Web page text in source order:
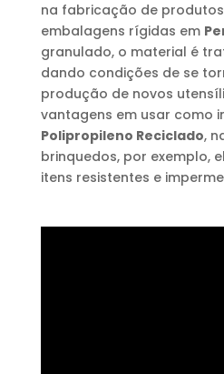
na fabricação de
embalagens rígidas em
granulado, o material é
dando condições de se
produção de novos
vantagens em usar como
Polipropileno Reciclado,
brinquedos, por exemplo,
itens resistentes e